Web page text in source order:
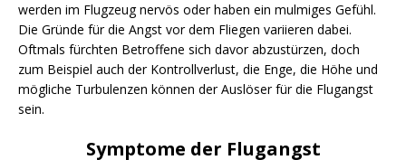
werden im Flugzeug nervös oder haben ein mulmiges Gefühl.
Die Gründe für die Angst vor dem Fliegen variieren dabei.
Oftmals fürchten Betroffene sich davor abzustürzen, doch
zum Beispiel auch der Kontrollverlust, die Enge, die Höhe und
mögliche Turbulenzen können der Auslöser für die Flugangst
sein.
Symptome der Flugangst